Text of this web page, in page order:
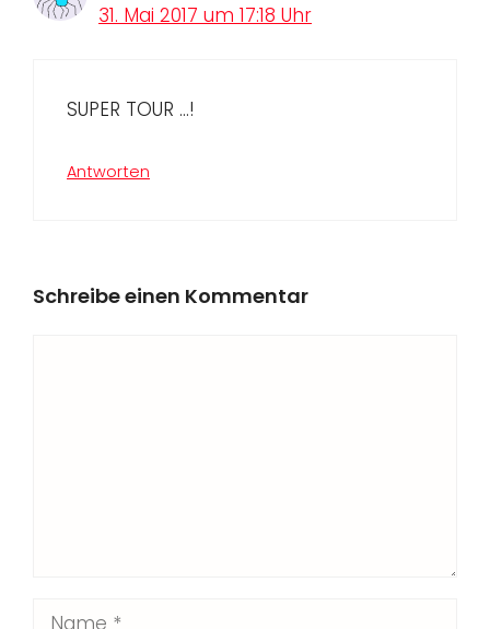
31. Mai 2017 um 17:18 Uhr
SUPER TOUR …!
Antworten
Schreibe einen Kommentar
Name